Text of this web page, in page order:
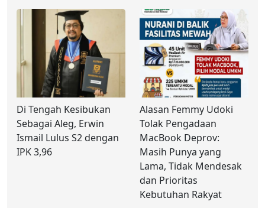
Di Tengah Kesibukan
Sebagai Aleg, Erwin
Ismail Lulus S2 dengan
IPK 3,96
Alasan Femmy Udoki
Tolak Pengadaan
MacBook Deprov:
Masih Punya yang
Lama, Tidak Mendesak
dan Prioritas
Kebutuhan Rakyat